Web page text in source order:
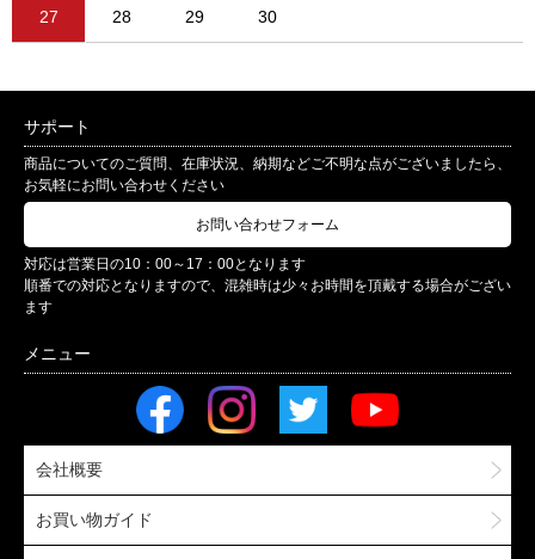
27 28 29 30
サポート
商品についてのご質問、在庫状況、納期などご不明な点がございましたら、
お気軽にお問い合わせください
お問い合わせフォーム
対応は営業日の10：00～17：00となります
順番での対応となりますので、混雑時は少々お時間を頂戴する場合がござい
ます
会社概要
お買い物ガイド